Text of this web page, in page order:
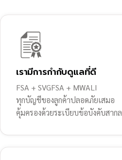
เรามีการกำกับดูแลที่ดี
FSA + SVGFSA + MWALI
ทุกบัญชีของลูกค้าปลอดภัยเสมอ
คุ้มครองด้วยระเบียบข้อบังคับสากล